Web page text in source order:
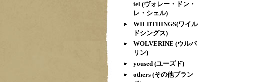
iel (ヴォレー・ドン・
レ・シェル)
WILDTHINGS(ワイル
ドシングス)
WOLVERINE (ウルバ
リン)
yoused (ユーズド)
others (その他ブラン